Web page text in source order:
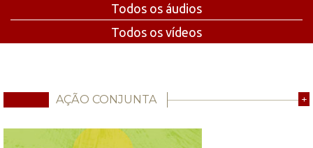
Todos os áudios
Todos os vídeos
AÇÃO CONJUNTA +